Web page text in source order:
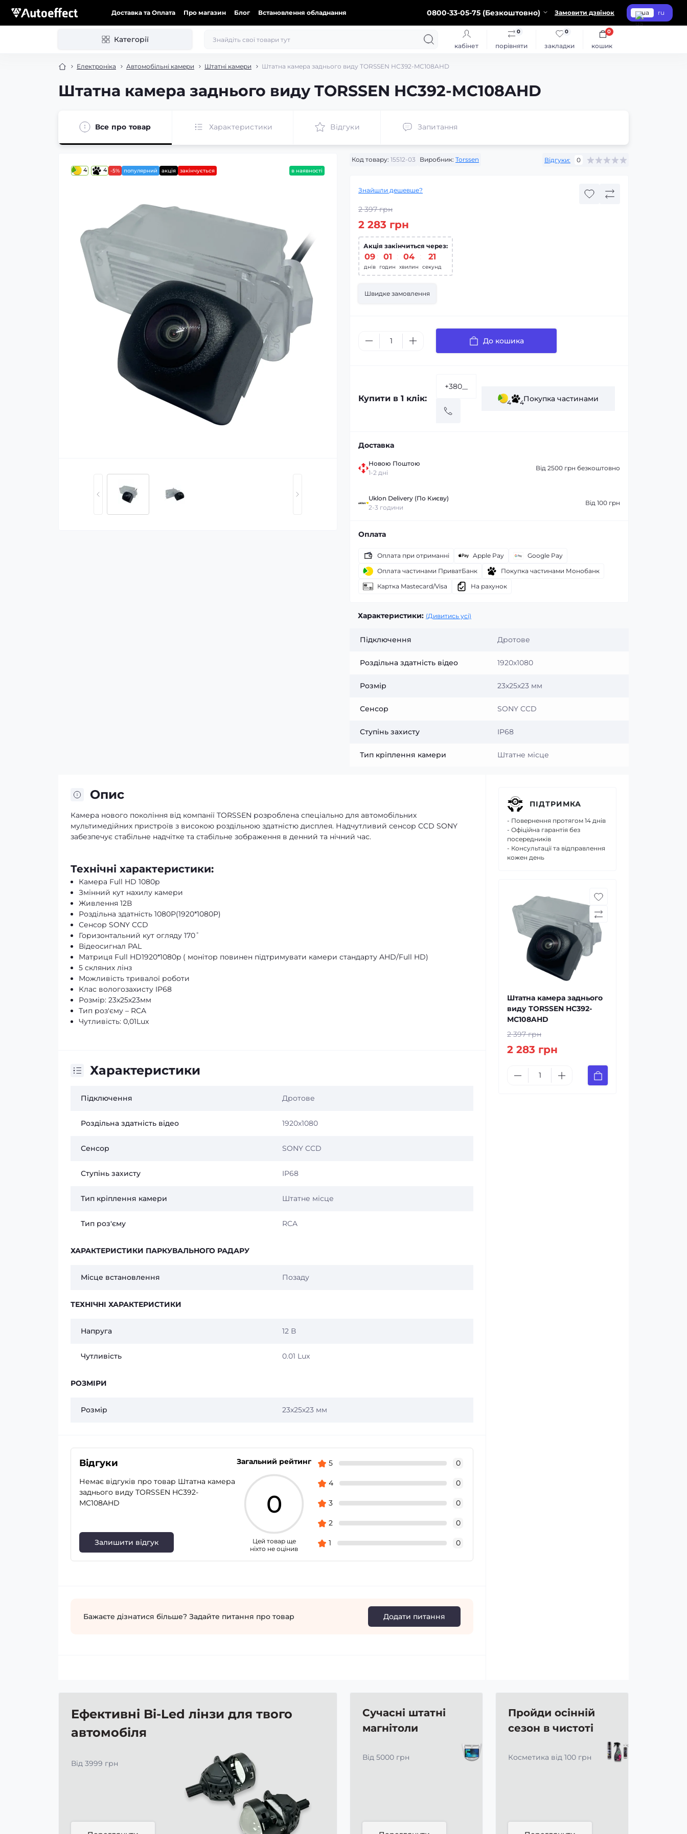
Доставка та Оплата Про магазин Блог Встановлення обладнання 0800-33-05-75 (Безкоштовно) Замовити дзвінок ua ru
Категорії
кабінет порівняти
0
закладки
0
кошик
0
Електроніка Автомобільні камери Штатні камери Штатна камера заднього виду TORSSEN HC392-MC108AHD
Штатна камера заднього виду TORSSEN HC392-MC108AHD
Все про товар Характеристики Відгуки Запитання
4 4 -5% популярний акція закінчується в наявності
Код товару: 15512-03 Виробник: Torssen Відгуки: 0
Знайшли дешевше?
2 397 грн
2 283 грн
Акція закінчиться через:
09
днів
: 01
годин
: 04
хвилин
: 20
секунд
Швидке замовлення
До кошика
Купити в 1 клік: 4 4Покупка частинами
Доставка
Новою Поштою
1-2 дні
Від 2500 грн безкоштовно
Uklon Delivery (По Києву)
2-3 години
Від 100 грн
Оплата
Оплата при отриманні Apple Pay
Google Pay
Оплата частинами ПриватБанк
Покупка частинами Монобанк
Картка Mastecard/Visa
На рахунок
Характеристики: (Дивитись усі)
Підключення Дротове
Роздільна здатність відео 1920х1080
Розмір 23х25х23 мм
Сенсор SONY CCD
Ступінь захисту IP68
Тип кріплення камери Штатне місце
Опис
Камера нового покоління від компанії TORSSEN розроблена спеціально для автомобільних
мультимедійних пристроїв з високою роздільною здатністю дисплея. Надчутливий сенсор CCD SONY
забезпечує стабільне надчітке та стабільне зображення в денний та нічний час.
Технічні характеристики:
Камера Full HD 1080p
Змінний кут нахилу камери
Живлення 12В
Роздільна здатність 1080Р(1920*1080Р)
Сенсор SONY CCD
Горизонтальний кут огляду 170˚
Відеосигнал PAL
Матриця Full HD1920*1080p ( монітор повинен підтримувати камери стандарту AHD/Full HD)
5 скляних лінз
Можливість тривалої роботи
Клас вологозахисту IP68
Розмір: 23х25х23мм
Тип роз'єму – RCA
Чутливість: 0,01Lux
Характеристики
Підключення Дротове
Роздільна здатність відео 1920х1080
Сенсор SONY CCD
Ступінь захисту IP68
Тип кріплення камери Штатне місце
Тип роз'єму RCA
ХАРАКТЕРИСТИКИ ПАРКУВАЛЬНОГО РАДАРУ
Місце встановлення Позаду
ТЕХНІЧНІ ХАРАКТЕРИСТИКИ
Напруга 12 В
Чутливість 0.01 Lux
РОЗМІРИ
Розмір 23х25х23 мм
Відгуки
Немає відгуків про товар Штатна камера
заднього виду TORSSEN HC392-
MC108AHD
Залишити відгук
Загальний рейтинг
0
Цей товар ще
ніхто не оцінив
5 0
4 0
3 0
2 0
1 0
Бажаєте дізнатися більше? Задайте питання про товар Додати питання
ПІДТРИМКА
- Повернення протягом 14 днів
- Офіційна гарантія без
посередників
- Консультації та відправлення
кожен день
Штатна камера заднього
виду TORSSEN HC392-
MC108AHD
2 397 грн
2 283 грн
Ефективні Bi-Led лінзи для твого
автомобіля
Від 3999 грн
Сучасні штатні
магнітоли
Від 5000 грн
Пройди осінній
сезон в чистоті
Косметика від 100 грн